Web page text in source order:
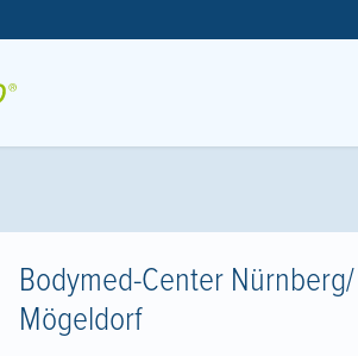
Bodymed-Center Nürnberg/
Mögeldorf